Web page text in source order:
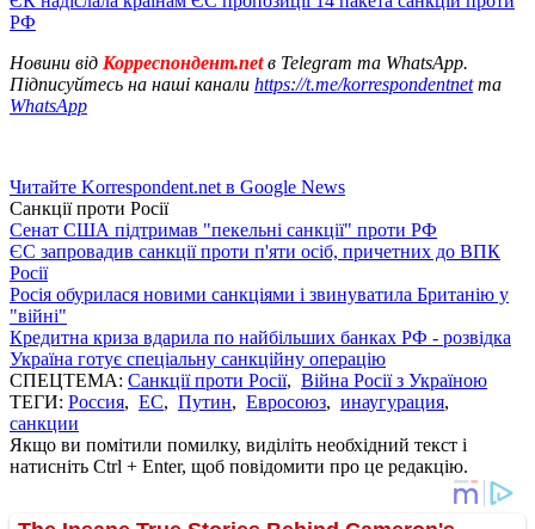
РФ
Новини від Корреспондент.netв Telegram та WhatsApp.
Підписуйтесь на наші канали https://t.me/korrespondentnetта
WhatsApp
Читайте Korrespondent.net в Google News
Санкції проти Росії
Сенат США підтримав "пекельні санкції" проти РФ
ЄС запровадив санкції проти п'яти осіб, причетних до ВПК
Росії
Росія обурилася новими санкціями і звинуватила Британію у
"війні"
Кредитна криза вдарила по найбільших банках РФ - розвідка
Україна готує спеціальну санкційну операцію
СПЕЦТЕМА: Санкції проти Росії, Війна Росії з Україною
ТЕГИ: Россия, ЕС, Путин, Евросоюз, инаугурация,
санкции
Якщо ви помітили помилку, виділіть необхідний текст і
натисніть Ctrl + Enter, щоб повідомити про це редакцію.